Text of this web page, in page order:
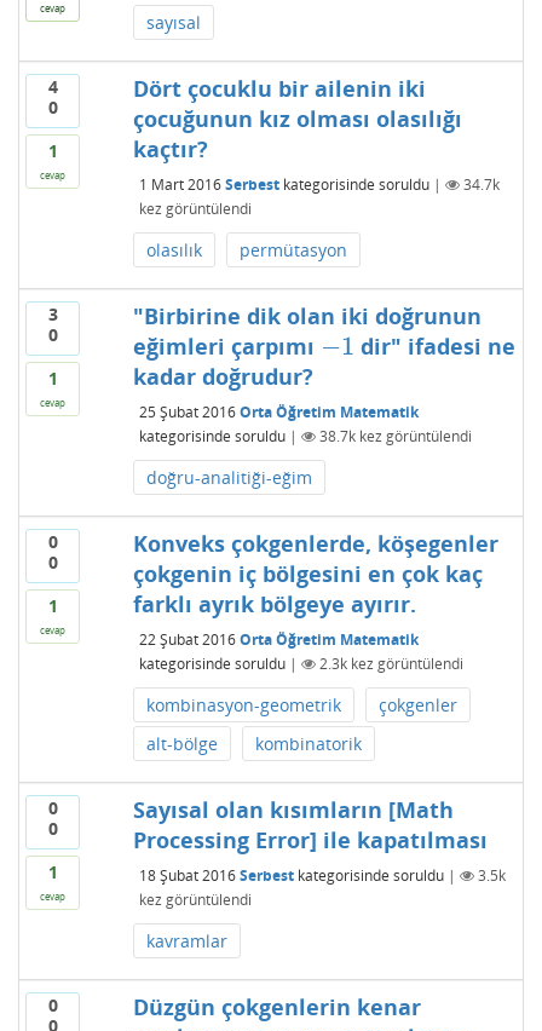
cevap
sayısal
4
0
1
cevap
Dört çocuklu bir ailenin iki
çocuğunun kız olması olasılığı
kaçtır?
1 Mart 2016 Serbestkategorisinde soruldu |
34.7k
kez görüntülendi
olasılık permütasyon
3
0
1
cevap
"Birbirine dik olan iki doğrunun
eğimleri çarpımı −1
−1 dir" ifadesi ne
kadar doğrudur?
25 Şubat 2016 Orta Öğretim Matematik
kategorisinde soruldu | 38.7kkez görüntülendi
doğru-analitiği-eğim
0
0
1
cevap
Konveks çokgenlerde, köşegenler
çokgenin iç bölgesini en çok kaç
farklı ayrık bölgeye ayırır.
22 Şubat 2016 Orta Öğretim Matematik
kategorisinde soruldu | 2.3kkez görüntülendi
kombinasyon-geometrik
çokgenler
alt-bölge
kombinatorik
0
0
1
cevap
Sayısal olan kısımların [Math
Processing Error] ile kapatılması
18 Şubat 2016 Serbestkategorisinde soruldu |
3.5k
kez görüntülendi
kavramlar
0
0
Düzgün çokgenlerin kenar